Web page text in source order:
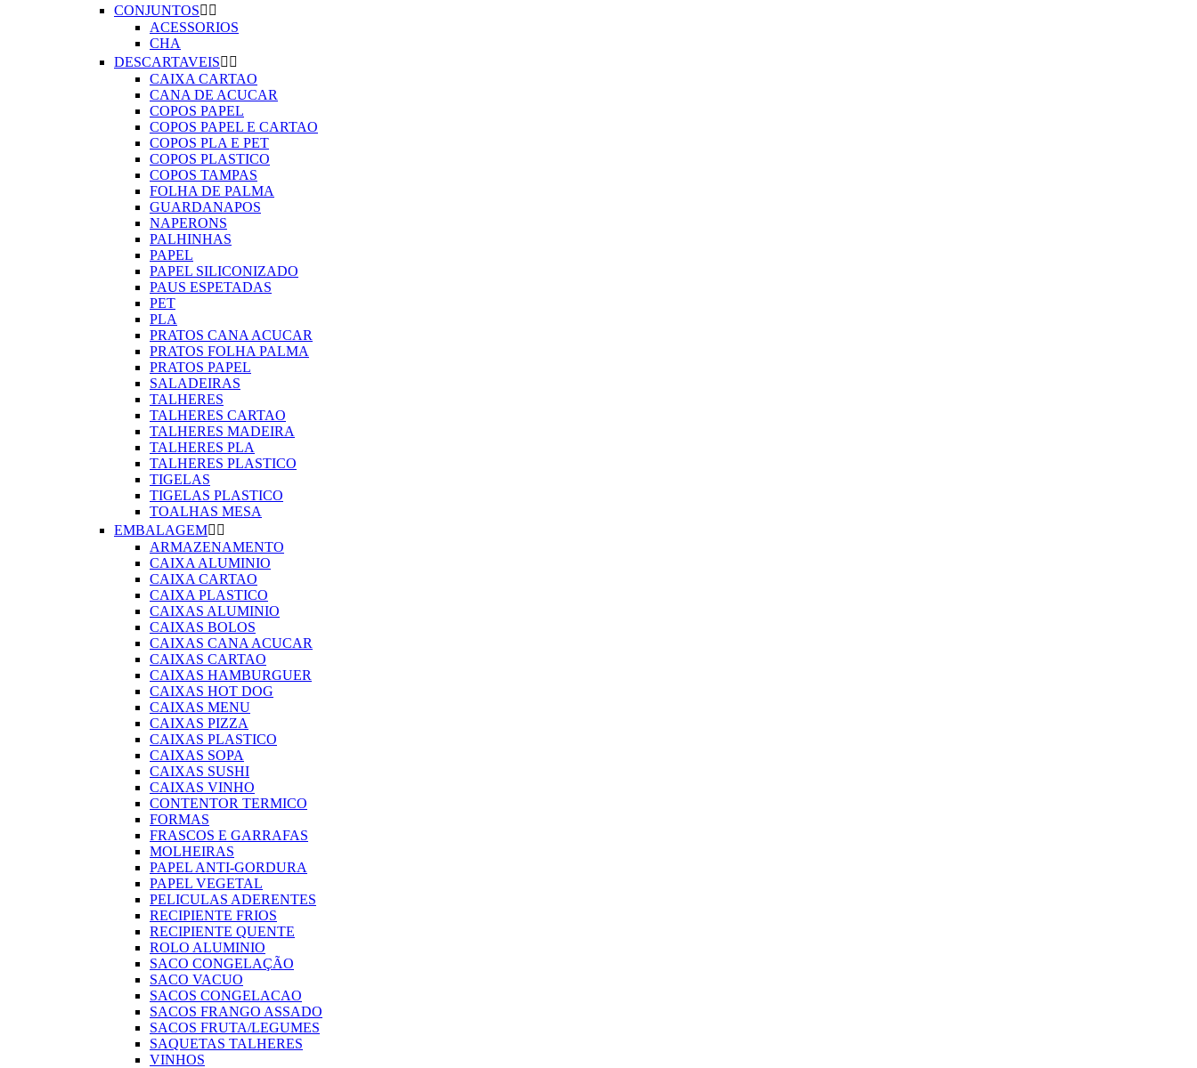
CONJUNTOS 
ACESSORIOS
CHA
DESCARTAVEIS 
CAIXA CARTAO
CANA DE ACUCAR
COPOS PAPEL
COPOS PAPEL E CARTAO
COPOS PLA E PET
COPOS PLASTICO
COPOS TAMPAS
FOLHA DE PALMA
GUARDANAPOS
NAPERONS
PALHINHAS
PAPEL
PAPEL SILICONIZADO
PAUS ESPETADAS
PET
PLA
PRATOS CANA ACUCAR
PRATOS FOLHA PALMA
PRATOS PAPEL
SALADEIRAS
TALHERES
TALHERES CARTAO
TALHERES MADEIRA
TALHERES PLA
TALHERES PLASTICO
TIGELAS
TIGELAS PLASTICO
TOALHAS MESA
EMBALAGEM 
ARMAZENAMENTO
CAIXA ALUMINIO
CAIXA CARTAO
CAIXA PLASTICO
CAIXAS ALUMINIO
CAIXAS BOLOS
CAIXAS CANA ACUCAR
CAIXAS CARTAO
CAIXAS HAMBURGUER
CAIXAS HOT DOG
CAIXAS MENU
CAIXAS PIZZA
CAIXAS PLASTICO
CAIXAS SOPA
CAIXAS SUSHI
CAIXAS VINHO
CONTENTOR TERMICO
FORMAS
FRASCOS E GARRAFAS
MOLHEIRAS
PAPEL ANTI-GORDURA
PAPEL VEGETAL
PELICULAS ADERENTES
RECIPIENTE FRIOS
RECIPIENTE QUENTE
ROLO ALUMINIO
SACO CONGELAÇÃO
SACO VACUO
SACOS CONGELACAO
SACOS FRANGO ASSADO
SACOS FRUTA/LEGUMES
SAQUETAS TALHERES
VINHOS